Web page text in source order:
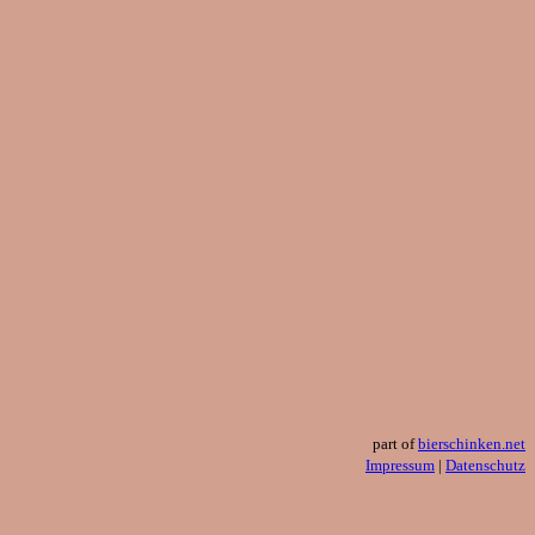
part ofbierschinken.net
Impressum | Datenschutz